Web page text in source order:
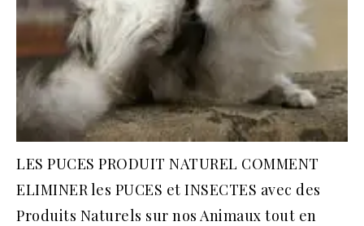
LES PUCES PRODUIT NATUREL COMMENT
ELIMINER les PUCES et INSECTES avec des
Produits Naturels sur nos Animaux tout en